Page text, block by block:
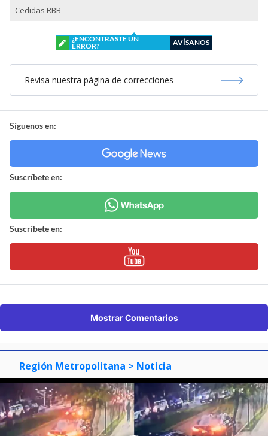
Cedidas RBB
¿ENCONTRASTE UN
ERROR?
AVÍSANOS
Revisa nuestra página de correcciones
Síguenos en:
Suscríbete en:
Suscríbete en:
Mostrar Comentarios
Región Metropolitana > Noticia